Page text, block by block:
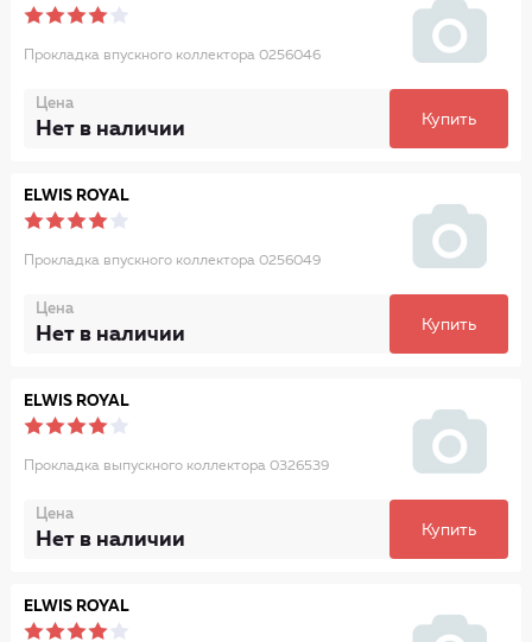
Прокладка впускного коллектора 0256046
Цена
Нет в наличии Купить
ELWIS ROYAL
Прокладка впускного коллектора 0256049
Цена
Нет в наличии Купить
ELWIS ROYAL
Прокладка выпускного коллектора 0326539
Цена
Нет в наличии Купить
ELWIS ROYAL